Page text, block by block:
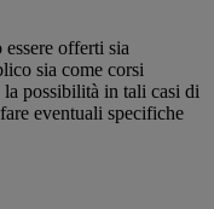
offerti sia
sia come corsi
possibilità in tali casi di
eventuali specifiche